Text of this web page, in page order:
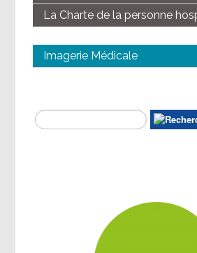
La Charte de la personne
Imagerie Médicale